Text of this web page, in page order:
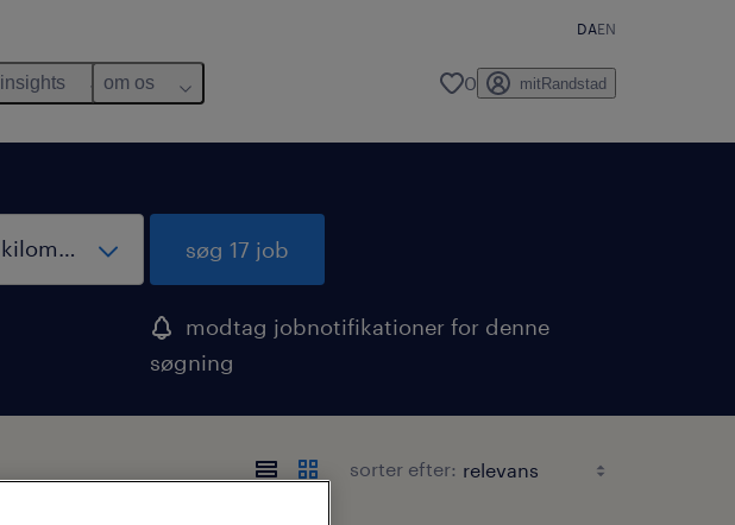
DAEN
insights om os 0 mitRandstad
søg 17 job
modtag jobnotifikationer for denne
søgning
sorter efter: